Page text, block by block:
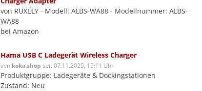
von RUXELY - Modell: ALBS-WA88 - Modellnummer: ALBS-
WA88
bei Amazon
Hama USB C Ladegerät Wireless Charger
von koka.shop seit 07.11.2025, 15:11 Uhr
Produktgruppe: Ladegeräte & Dockingstationen
Zustand: Neu